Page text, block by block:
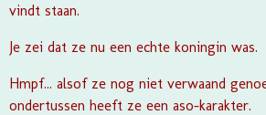
vindt staan.
Je zei dat ze nu een echte koningin was.
Hmpf... alsof ze nog niet verwaand
ondertussen heeft ze een aso-karakter.